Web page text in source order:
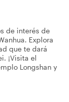
de interés de
Explora
que te dará
¡Visita el
Longshan y